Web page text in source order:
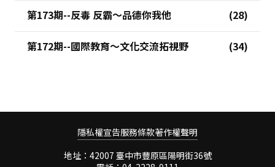
第173期--反毒 反霸～品德你我他
第172期--國際教育～文化交流拓視野
隱私權宣告服務條款著作權聲明
地址：42007 臺中市豐原區陽明街36號